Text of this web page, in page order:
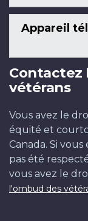
Appareil
Contactez
vétérans
Vous avez le
équité et
Canada. Si
pas été
vous avez le
l'ombud des